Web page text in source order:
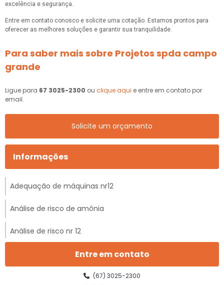
excelência e segurança.
Entre em contato conosco e solicite uma cotação. Estamos prontos para
oferecer as melhores soluções e garantir sua tranquilidade.
Para saber mais sobre Projetos spda campo
grande
Ligue para 67 3025-2300 ou clique aqui e entre em contato por
email.
Solicite um orçamento
Informações
Adequação de máquinas nr12
Análise de risco de amônia
Análise de risco nr 12
Análise de risco nr 12 preço
Análise preliminar de risco nr 12
Entre em contato
(67) 3025-2300